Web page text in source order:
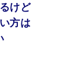
けど
方は